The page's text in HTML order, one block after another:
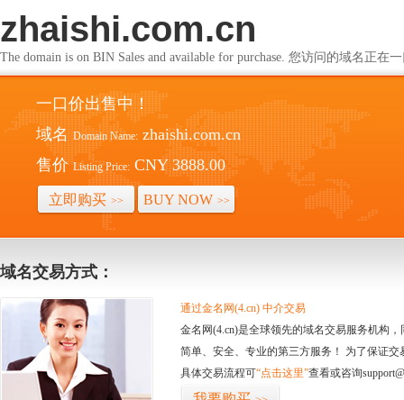
zhaishi.com.cn
The domain is on BIN Sales and available for purchase. 您访问的域名正在
一口价出售中！
域名 Domain Name: zhaishi.com.cn
售价 Listing Price: CNY 3888.00
立即购买 >> BUY NOW >>
域名交易方式：
通过金名网(4.cn) 中介交易
金名网(4.cn)是全球领先的域名交易服务机构
简单、安全、专业的第三方服务！ 为了保证
具体交易流程可“点击这里”查看或咨询